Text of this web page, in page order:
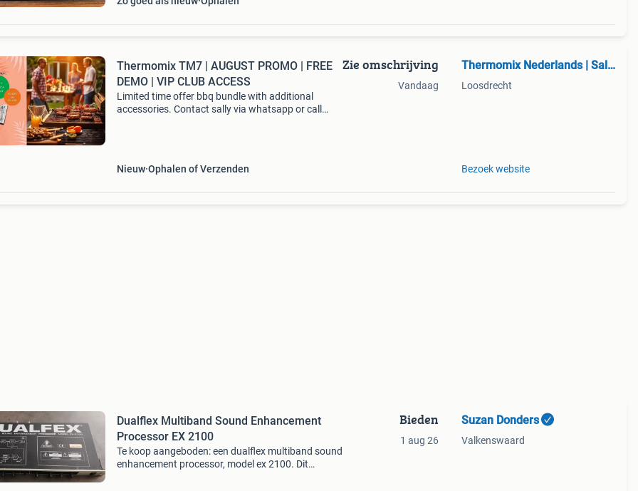
Thermomix TM7 | AUGUST PROMO | FREE
DEMO | VIP CLUB ACCESS
Limited time offer bbq bundle with additional
accessories. Contact sally via whatsapp or call
Nieuw Ophalen of Verzenden
Zie omschrijving
Vandaag
Thermomix Nederlands | Sally Baldrick | Sales Advisor
Loosdrecht
Bezoek website
Dualflex Multiband Sound Enhancement
Processor EX 2100
Te koop aangeboden: een dualflex multiband sound
enhancement processor, model ex 2100. Dit
Bieden
1 aug 26
Suzan Donders
Valkenswaard